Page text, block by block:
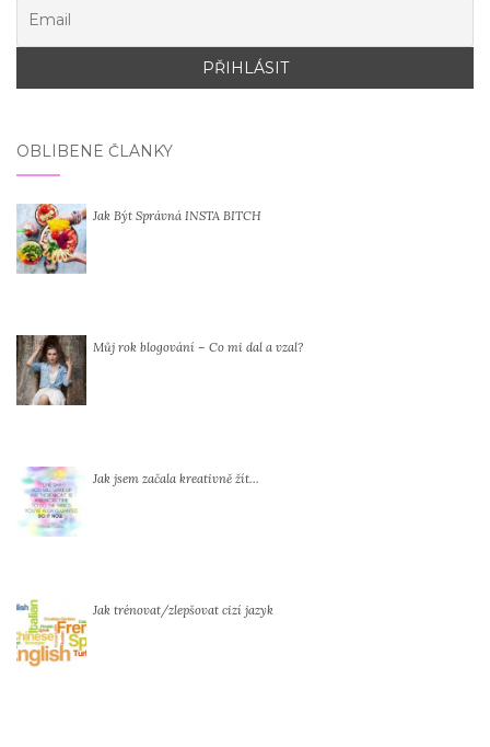
OBLÍBENÉ ČLÁNKY
Jak Být Správná INSTA BITCH
Můj rok blogování – Co mi dal a vzal?
Jak jsem začala kreativně žít…
Jak trénovat/zlepšovat cizí jazyk